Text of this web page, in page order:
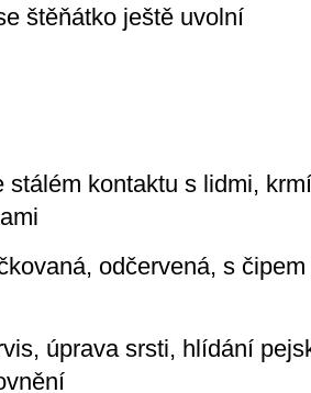
štěňátko ještě uvolní
stálém kontaktu s lidmi,
odčervená, s čipem
úprava srsti, hlídání